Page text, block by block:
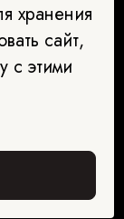
хранения
сайт,
с этими